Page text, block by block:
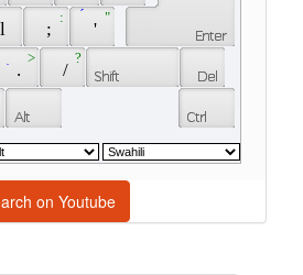
l ;
:
'
"
.
>
/
?
on Youtube